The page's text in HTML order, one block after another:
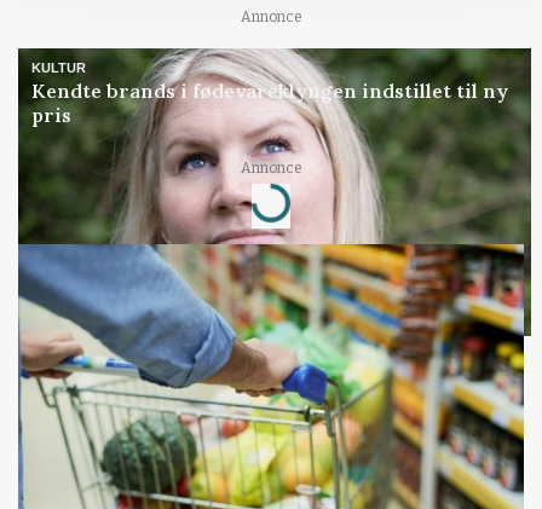
Annonce
KULTUR
Kendte brands i fødevareklyngen indstillet til ny
pris
Annonce
Loading...